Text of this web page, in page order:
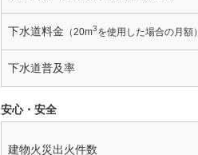
下水道料金 （20m3を使用した場合の月額）
下水道普及率
安心・安全
建物火災出火件数